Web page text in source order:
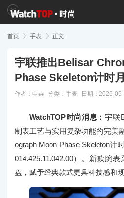
首页  手表  正文
宇联推出Belisar
Phase Skeleton计时
作者：申垚 分类： 手表 日期：2026-
WatchTOP时尚消息：宇联
制表工艺与实用复杂功能的完美
ograph Moon Phase Skeleton计
014.425.11.042.00）。新款腕
盘，赋予经典款式更具科技感和